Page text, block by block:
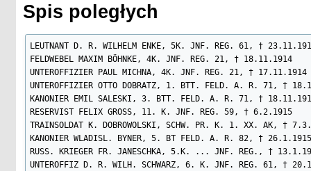
Spis poległych
LEUTNANT D. R. WILHELM ENKE, 5K. JNF. REG. 61, †
FELDWEBEL MAXIM BÖHNKE, 4K. JNF. REG. 21, † 18.11.1914
UNTEROFFIZIER PAUL MICHNA, 4K. JNF. REG. 21, † 17.11.1914
UNTEROFFIZIER OTTO DOBRATZ, 1. BTT. FELD. A. R. 71, †
KANONIER EMIL SALESKI, 3. BTT. FELD. A. R. 71, †
RESERVIST FELIX GROSS, 11. K. JNF. REG. 59, † 6.2.1915
TRAINSOLDAT K. DOBROWOLSKI, SCHW. PR. K. 1. XX. AK, †
KANONIER WLADISL. BYNER, 5. BT FELD. A. R. 82, † 26.1.1915
RUSS. KRIEGER FR. JANESCHKA, 5.K. ... JNF. REG., †
UNTEROFFIZ D. R. WILH. SCHWARZ, 6. K. JNF. REG. 61, †